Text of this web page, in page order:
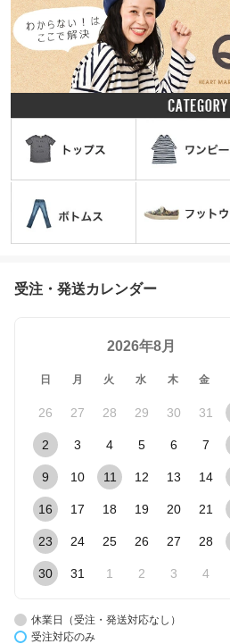
受注・発送カレンダー
2026年8月
日 月 火 水 木 金
26 27 28 29 30 31
2 3 4 5 6 7
9 10 11 12 13 14
16 17 18 19 20 21
23 24 25 26 27 28
30 31 1 2 3 4
休業日（受注・発送対応なし）
受注対応のみ